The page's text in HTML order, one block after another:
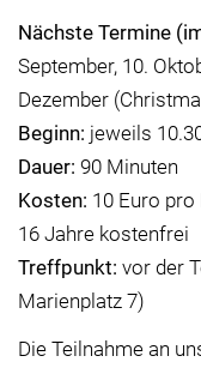
Nächste Termine
September, 10.
Dezember
Beginn: jeweils
Dauer: 90 Minuten
Kosten: 10 Euro
16 Jahre kostenfrei
Treffpunkt: vor der
Marienplatz 7)
Die Teilnahme an